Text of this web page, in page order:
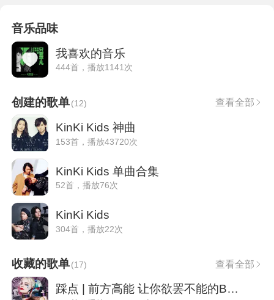
音乐品味
我喜欢的音乐
444首，播放1141次
创建的歌单(12) 查看全部
KinKi Kids 神曲
153首，播放43720次
KinKi Kids 单曲合集
52首，播放76次
KinKi Kids
304首，播放22次
收藏的歌单(17) 查看全部
踩点 | 前方高能 让你欲罢不能的BGM